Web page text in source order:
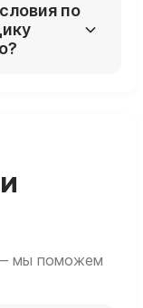
быть
массе.
по
мы поможем